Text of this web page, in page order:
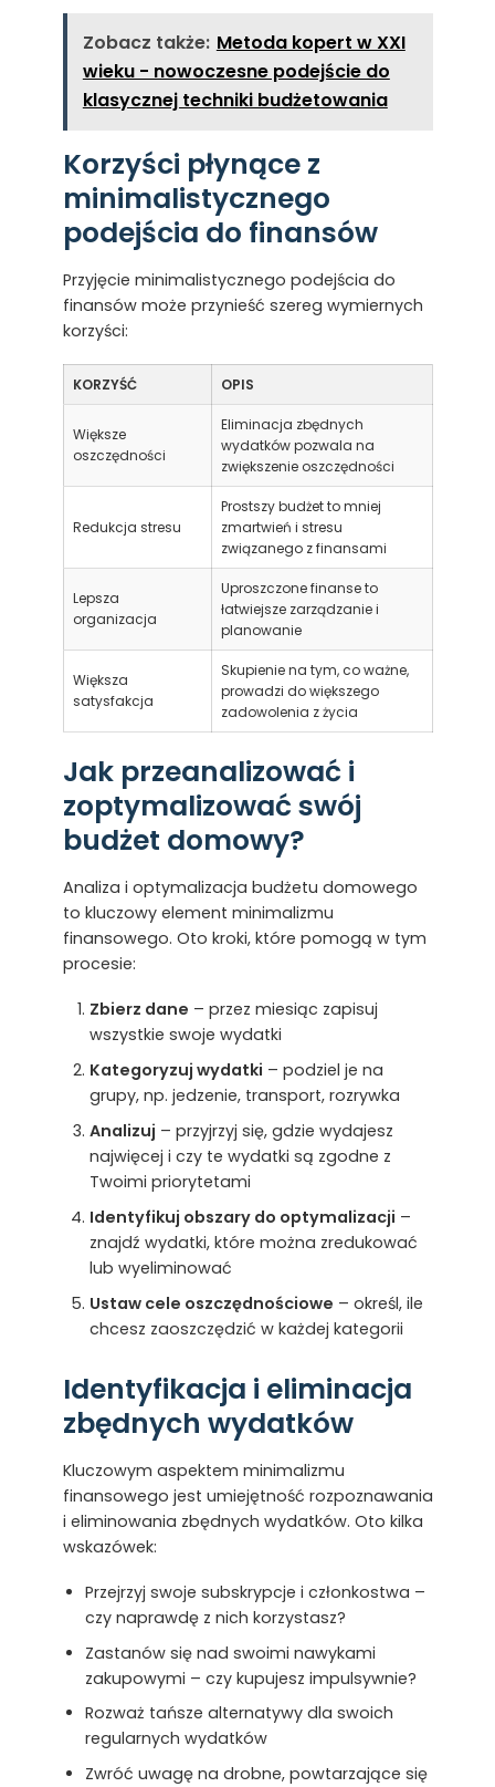
Zobacz także: Metoda kopert w XXI
wieku - nowoczesne podejście do
klasycznej techniki budżetowania
Korzyści płynące z
minimalistycznego
podejścia do finansów
Przyjęcie minimalistycznego podejścia do
finansów może przynieść szereg wymiernych
korzyści:
KORZYŚĆ OPIS
Większe
oszczędności
Eliminacja zbędnych
wydatków pozwala na
zwiększenie oszczędności
Redukcja stresu
Prostszy budżet to mniej
zmartwień i stresu
związanego z finansami
Lepsza
organizacja
Uproszczone finanse to
łatwiejsze zarządzanie i
planowanie
Większa
satysfakcja
Skupienie na tym, co ważne,
prowadzi do większego
zadowolenia z życia
Jak przeanalizować i
zoptymalizować swój
budżet domowy?
Analiza i optymalizacja budżetu domowego
to kluczowy element minimalizmu
finansowego. Oto kroki, które pomogą w tym
procesie:
Zbierz dane – przez miesiąc zapisuj
wszystkie swoje wydatki
Kategoryzuj wydatki – podziel je na
grupy, np. jedzenie, transport, rozrywka
Analizuj – przyjrzyj się, gdzie wydajesz
najwięcej i czy te wydatki są zgodne z
Twoimi priorytetami
Identyfikuj obszary do optymalizacji –
znajdź wydatki, które można zredukować
lub wyeliminować
Ustaw cele oszczędnościowe – określ, ile
chcesz zaoszczędzić w każdej kategorii
Identyfikacja i eliminacja
zbędnych wydatków
Kluczowym aspektem minimalizmu
finansowego jest umiejętność rozpoznawania
i eliminowania zbędnych wydatków. Oto kilka
wskazówek:
Przejrzyj swoje subskrypcje i członkostwa –
czy naprawdę z nich korzystasz?
Zastanów się nad swoimi nawykami
zakupowymi – czy kupujesz impulsywnie?
Rozważ tańsze alternatywy dla swoich
regularnych wydatków
Zwróć uwagę na drobne, powtarzające się